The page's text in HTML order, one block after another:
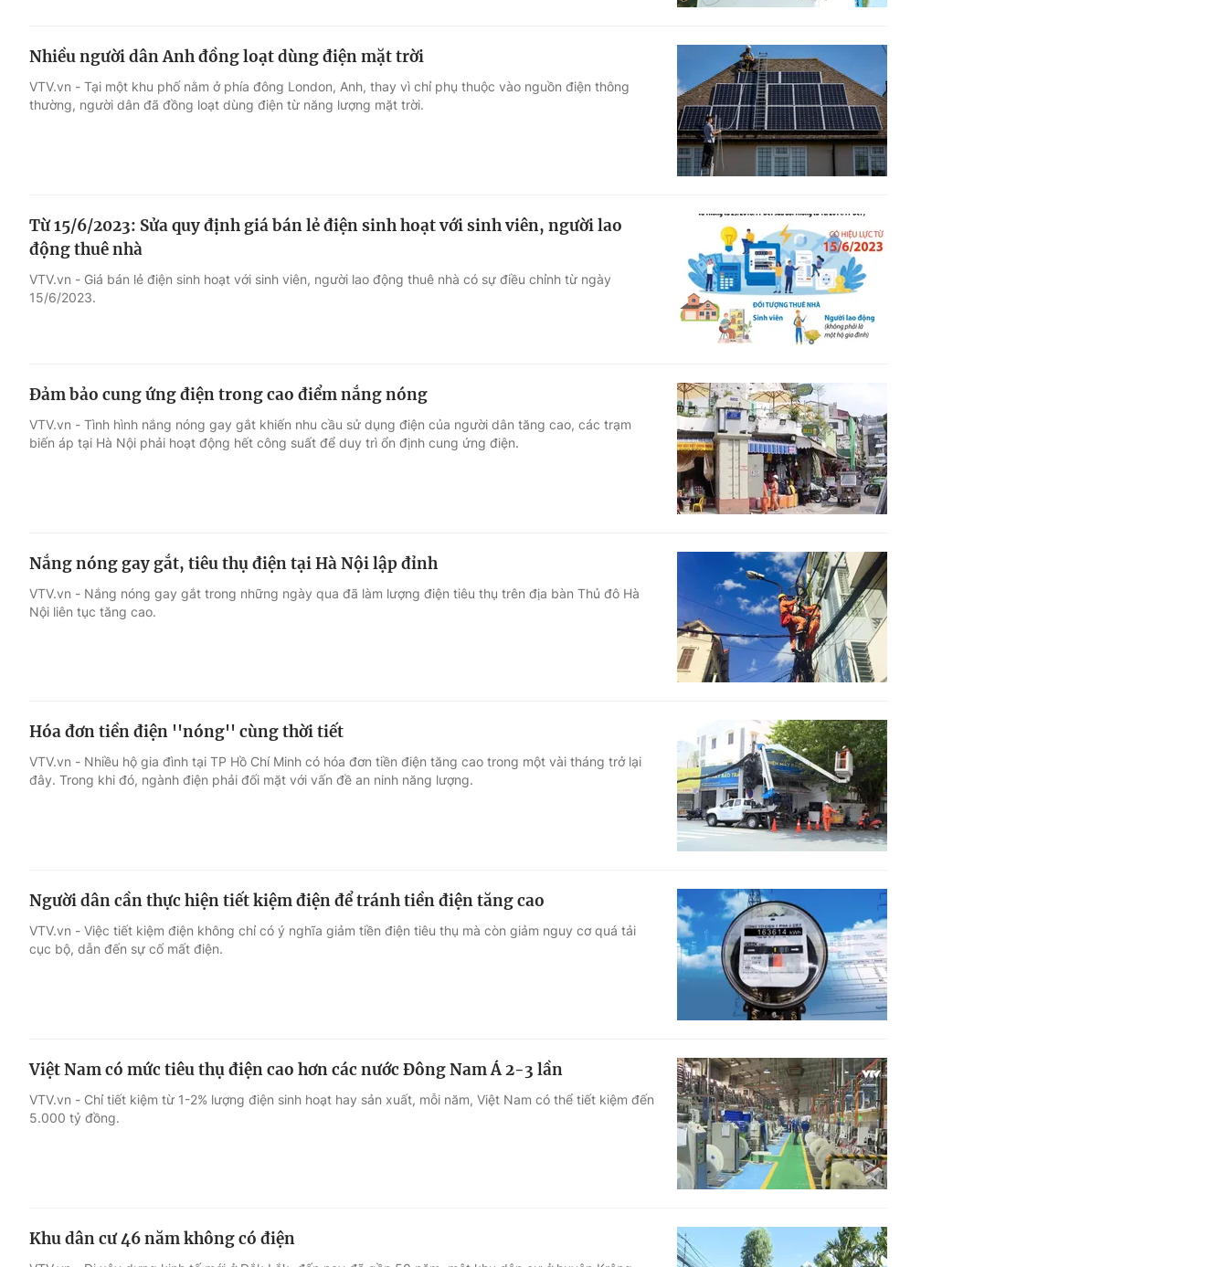
Nhiều người dân Anh đồng loạt dùng điện mặt trời
VTV.vn - Tại một khu phố nằm ở phía đông London, Anh, thay vì chỉ phụ thuộc vào nguồn điện thông
thường, người dân đã đồng loạt dùng điện từ năng lượng mặt trời.
Từ 15/6/2023: Sửa quy định giá bán lẻ điện sinh hoạt với sinh viên, người lao
động thuê nhà
VTV.vn - Giá bán lẻ điện sinh hoạt với sinh viên, người lao động thuê nhà có sự điều chỉnh từ ngày
15/6/2023.
Đảm bảo cung ứng điện trong cao điểm nắng nóng
VTV.vn - Tình hình nắng nóng gay gắt khiến nhu cầu sử dụng điện của người dân tăng cao, các trạm
biến áp tại Hà Nội phải hoạt động hết công suất để duy trì ổn định cung ứng điện.
Nắng nóng gay gắt, tiêu thụ điện tại Hà Nội lập đỉnh
VTV.vn - Nắng nóng gay gắt trong những ngày qua đã làm lượng điện tiêu thụ trên địa bàn Thủ đô Hà
Nội liên tục tăng cao.
Hóa đơn tiền điện ''nóng'' cùng thời tiết
VTV.vn - Nhiều hộ gia đình tại TP Hồ Chí Minh có hóa đơn tiền điện tăng cao trong một vài tháng trở lại
đây. Trong khi đó, ngành điện phải đối mặt với vấn đề an ninh năng lượng.
Người dân cần thực hiện tiết kiệm điện để tránh tiền điện tăng cao
VTV.vn - Việc tiết kiệm điện không chỉ có ý nghĩa giảm tiền điện tiêu thụ mà còn giảm nguy cơ quá tải
cục bộ, dẫn đến sự cố mất điện.
Việt Nam có mức tiêu thụ điện cao hơn các nước Đông Nam Á 2-3 lần
VTV.vn - Chỉ tiết kiệm từ 1-2% lượng điện sinh hoạt hay sản xuất, mỗi năm, Việt Nam có thể tiết kiệm đến
5.000 tỷ đồng.
Khu dân cư 46 năm không có điện